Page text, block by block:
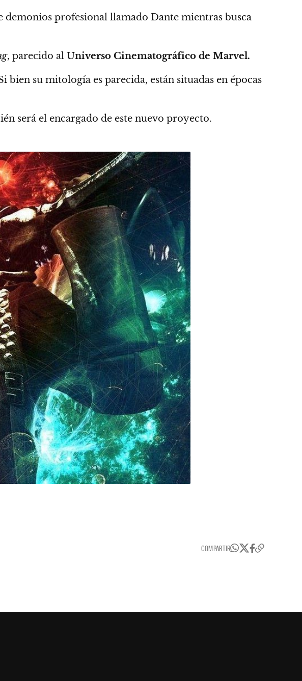
demonios profesional llamado Dante mientras busca
, parecido al Universo Cinematográfico de Marvel.
bien su mitología es parecida, están situadas en épocas
será el encargado de este nuevo proyecto.
COMPARTIR